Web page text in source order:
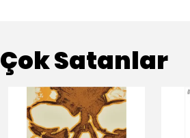
Çok Satanlar